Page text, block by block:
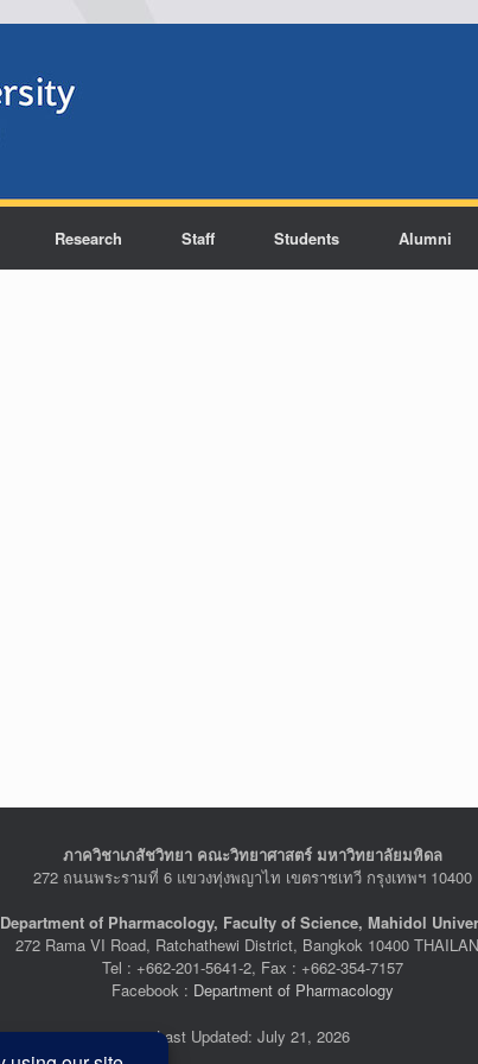
Research Staff Students Alumni
ภาควิชาเภสัชวิทยา คณะวิทยาศาสตร์ มหาวิทยาลัยมหิดล
272 ถนนพระรามที่ 6 แขวงทุ่งพญาไท เขตราชเทวี กรุงเทพฯ 10400
Department of Pharmacology, Faculty of Science, Mahidol
272 Rama VI Road, Ratchathewi District, Bangkok 10400
Tel : +662-201-5641-2, Fax : +662-354-7157
Facebook : Department of Pharmacology
Last Updated: July 21, 2026